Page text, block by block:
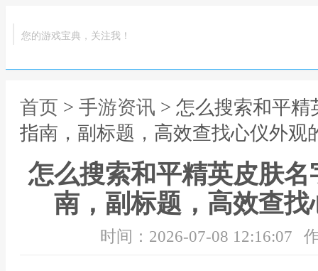
您的游戏宝典，关注我！
首页 > 手游资讯 > 怎么搜索和平
指南，副标题，高效查找心仪外观
怎么搜索和平精英皮肤
南，副标题，高效查
时间：2026-07-08 12:16:07